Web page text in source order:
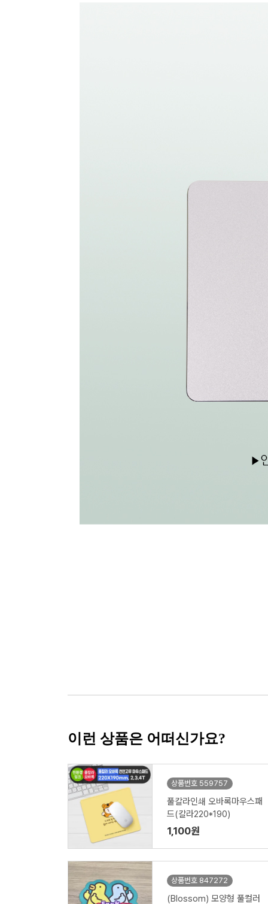
이런 상품은 어떠신가요?
상품번호 559757
풀칼라인쇄 오바록마우스패
드(칼라220*190)
1,100원
상품번호 847272
(Blossom) 모양형 풀컬러